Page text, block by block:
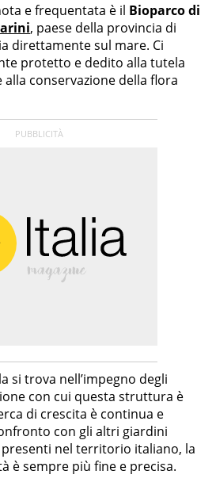
e frequentata è il Bioparco di
, paese della provincia di
direttamente sul mare. Ci
protetto e dedito alla tutela
conservazione della flora
si trova nell’impegno degli
con cui questa struttura è
di crescita è continua e
con gli altri giardini
presenti nel territorio italiano, la
è sempre più fine e precisa.